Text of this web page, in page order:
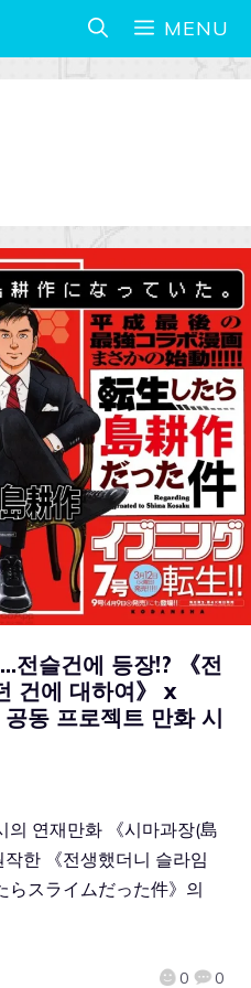
MENU
슬건에 등장!? 《전
건에 대하여》 x
공동 프로젝트 만화 시
0 0
의 연재만화 《시마과장(島
한 《전생했더니 슬라임
らスライムだった件》의